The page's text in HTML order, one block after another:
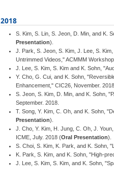
2018
S. Kim, S. Lin, S. Jeon, D. Min, and K.
Presentation).
J. Park, S. Jeon, S. Kim, J. Lee, S.
Untrimmed Videos," ACMMM
J. Lee, S. Kim, S. Kim and K. Sohn,
Y. Cho, G. Cui, and K. Sohn,
Enhancement," CIC26, November.
S. Jeon, S. Kim, D. Min, and K. Sohn,
September. 2018.
T. Song, Y. Kim, C. Oh, and K. Sohn,
Presentation).
J. Cho, Y. Kim, H. Jung, C. Oh, J.
ICME, July. 2018 (Oral Presentation).
S. Choi, S. Kim, K. Park, and K. Sohn,
K. Park, S. Kim, and K. Sohn, "High-
J. Lee, S. Kim, S. Kim, and K. Sohn,